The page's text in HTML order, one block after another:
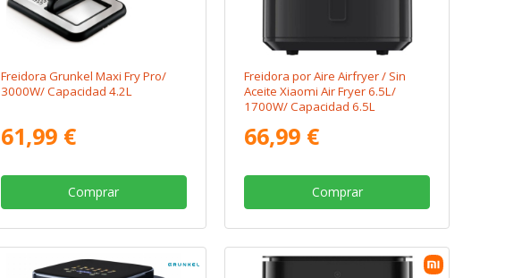
Freidora Grunkel Maxi Fry Pro/
3000W/ Capacidad 4.2L
61,99 €
Comprar
Freidora por Aire Airfryer / Sin
Aceite Xiaomi Air Fryer 6.5L/
1700W/ Capacidad 6.5L
66,99 €
Comprar